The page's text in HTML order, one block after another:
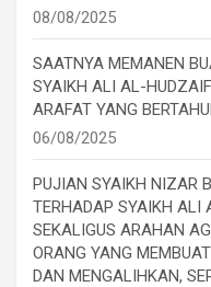
08/08/2025
SAATNYA MEMANEN
SYAIKH ALI AL-
ARAFAT YANG
06/08/2025
PUJIAN SYAIKH NIZAR
TERHADAP SYAIKH ALI
SEKALIGUS ARAHAN
ORANG YANG
DAN MENGALIHKAN,